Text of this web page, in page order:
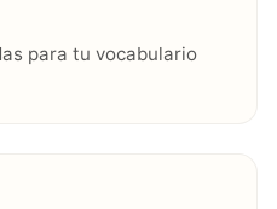
para tu vocabulario